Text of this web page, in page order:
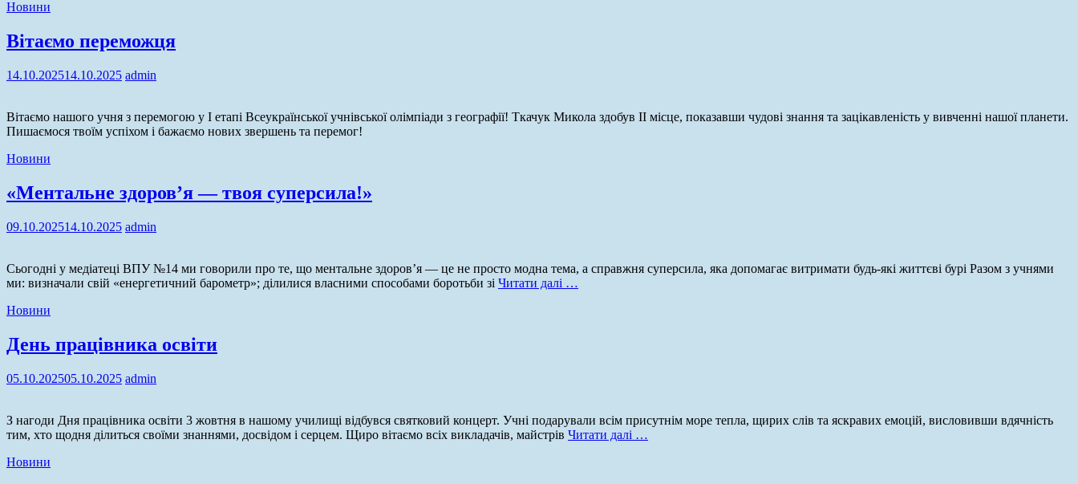
Новини
Вітаємо переможця
14.10.202514.10.2025 admin
Вітаємо нашого учня з перемогою у І етапі Всеукраїнської учнівської олімпіади з географії! Ткачук Микола здобув ІІ місце, показавши чудові знання та зацікавленість у вивченні нашої планети.
Пишаємося твоїм успіхом і бажаємо нових звершень та перемог!
Новини
«Ментальне здоров’я — твоя суперсила!»
09.10.202514.10.2025 admin
Сьогодні у медіатеці ВПУ №14 ми говорили про те, що ментальне здоров’я — це не просто модна тема, а справжня суперсила, яка допомагає витримати будь-які життєві бурі Разом з учнями
ми: визначали свій «енергетичний барометр»; ділилися власними способами боротьби зі Читати далі …
Новини
День працівника освіти
05.10.202505.10.2025 admin
З нагоди Дня працівника освіти 3 жовтня в нашому училищі відбувся святковий концерт. Учні подарували всім присутнім море тепла, щирих слів та яскравих емоцій, висловивши вдячність
тим, хто щодня ділиться своїми знаннями, досвідом і серцем. Щиро вітаємо всіх викладачів, майстрів Читати далі …
Новини